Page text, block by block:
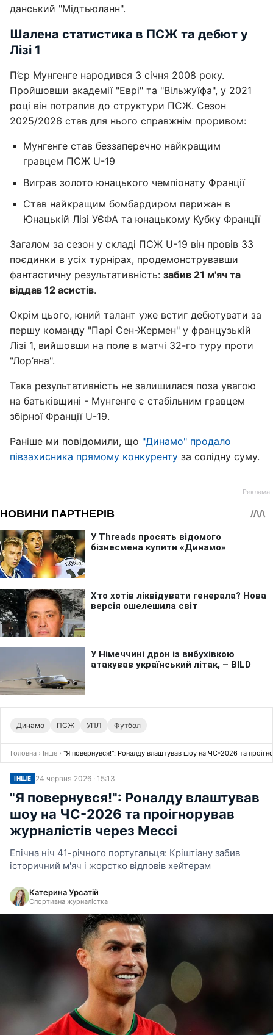
данський "Мідтьюланн".
Шалена статистика в ПСЖ та дебют у
Лізі 1
П’єр Мунгенге народився 3 січня 2008 року.
Пройшовши академії "Еврі" та "Вільжуїфа", у 2021
році він потрапив до структури ПСЖ. Сезон
2025/2026 став для нього справжнім проривом:
Мунгенге став беззаперечно найкращим
гравцем ПСЖ U-19
Виграв золото юнацького чемпіонату Франції
Став найкращим бомбардиром парижан в
Юнацькій Лізі УЄФА та юнацькому Кубку Франції
Загалом за сезон у складі ПСЖ U-19 він провів 33
поєдинки в усіх турнірах, продемонструвавши
фантастичну результативність: забив 21 м'яч та
віддав 12 асистів.
Окрім цього, юний талант уже встиг дебютувати за
першу команду "Парі Сен-Жермен" у французькій
Лізі 1, вийшовши на поле в матчі 32-го туру проти
"Лор’яна".
Така результативність не залишилася поза увагою
на батьківщині - Мунгенге є стабільним гравцем
збірної Франції U-19.
Раніше ми повідомили, що "Динамо" продало
півзахисника прямому конкуренту за солідну суму.
Динамо ПСЖ УПЛ Футбол
Головна › Інше › "Я повернувся!": Роналду влаштував шоу на ЧС-2026 та
ІНШЕ 24 червня 2026 · 15:13
"Я повернувся!": Роналду влаштував
шоу на ЧС-2026 та проігнорував
журналістів через Мессі
Епічна ніч 41-річного португальця: Кріштіану забив
історичний м'яч і жорстко відповів хейтерам
Катерина Урсатій
Спортивна журналістка